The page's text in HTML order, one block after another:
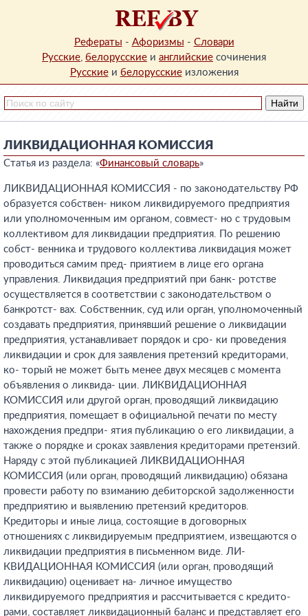
Рефераты - Афоризмы - Словари
Русские, белорусские и английские сочинения
Русскиеи белорусскиеизложения
ЛИКВИДАЦИОННАЯ КОМИССИЯ
Статья из раздела: «Финансовый словарь»
ЛИКВИДАЦИОННАЯ КОМИССИЯ - по законодательству РФ
образуется собствен- ником ликвидируемого предприятия
или уполномоченным им органом, совмест- но с трудовым
коллективом для ликвидации предприятия. По решению
собст- венника и трудового коллектива ликвидация может
проводиться самим пред- приятием в лице его органа
управления. Ликвидация предприятий при банк- ротстве
осуществляется в соответствии с законодательством о
банкротст- вах. Собственник, суд или орган, уполномоченный
создавать предприятия, принявший решение о ликвидации
предприятия, устанавливает порядок и сро- ки проведения
ликвидации и срок для заявления претензий кредиторами,
ко- торый не может быть менее двух месяцев с момента
объявления о ликвида- ции. ЛИКВИДАЦИОННАЯ
КОМИССИЯ или другой орган, проводящий ликвидацию
предприятия, помещает в официальной печати по месту
нахождения предпри- ятия публикацию о его ликвидации, а
также о порядке и сроках заявления кредиторами претензий.
Наряду с этой публикацией ЛИКВИДАЦИОННАЯ
КОМИССИЯ (или орган, проводящий ликвидацию) обязана
провести работу по взиманию дебиторской задолженности
предприятию и выявлению претензий кредиторов.
Кредиторы и иные лица, состоящие в договорных
отношениях с ликвидируемым предприятием, извещаются о
ликвидации предприятия в письменном виде. ЛИ-
КВИДАЦИОННАЯ КОМИССИЯ (или орган, проводящий
ликвидацию) оценивает на- личное имущество
ликвидируемого предприятия и рассчитывается с кредито-
рами, составляет ликвидационный баланс и представляет его